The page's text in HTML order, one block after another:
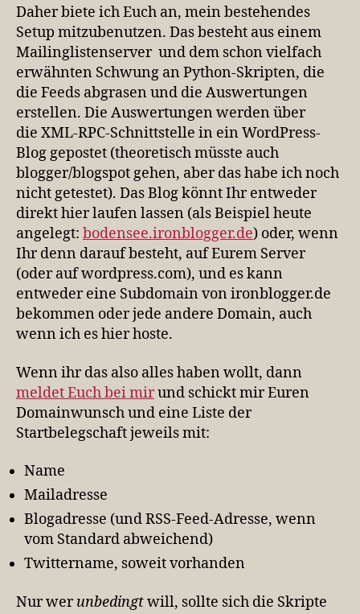
Daher biete ich Euch an, mein bestehendes
Setup mitzubenutzen. Das besteht aus einem
Mailinglistenserver und dem schon vielfach
erwähnten Schwung an Python-Skripten, die
die Feeds abgrasen und die Auswertungen
erstellen. Die Auswertungen werden über
die XML-RPC-Schnittstelle in ein WordPress-
Blog gepostet (theoretisch müsste auch
blogger/blogspot gehen, aber das habe ich noch
nicht getestet). Das Blog könnt Ihr entweder
direkt hier laufen lassen (als Beispiel heute
angelegt: bodensee.ironblogger.de) oder, wenn
Ihr denn darauf besteht, auf Eurem Server
(oder auf wordpress.com), und es kann
entweder eine Subdomain von ironblogger.de
bekommen oder jede andere Domain, auch
wenn ich es hier hoste.
Wenn ihr das also alles haben wollt, dann
meldet Euch bei mirund schickt mir Euren
Domainwunsch und eine Liste der
Startbelegschaft jeweils mit:
Name
Mailadresse
Blogadresse (und RSS-Feed-Adresse, wenn
vom Standard abweichend)
Twittername, soweit vorhanden
Nur werunbedingtwill, sollte sich die Skripte